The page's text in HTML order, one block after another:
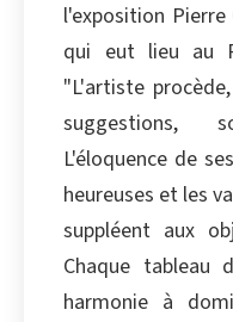
l'exposition
qui eut lieu au
"L'artiste
suggestions,
L'éloquence de
heureuses et les
suppléent aux
Chaque tableau
harmonie à